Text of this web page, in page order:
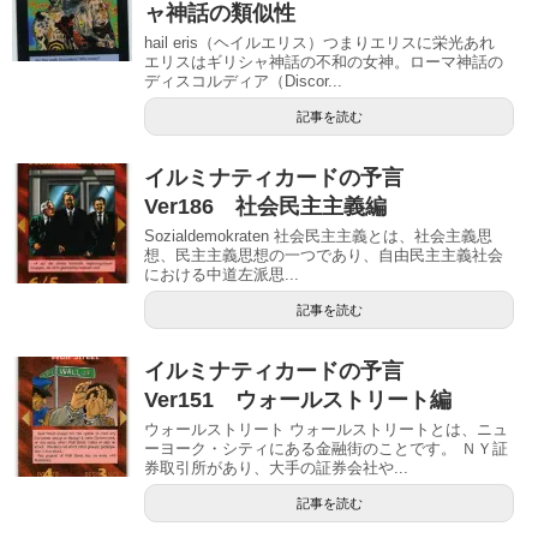
ャ神話の類似性
hail eris（ヘイルエリス）つまりエリスに栄光あれ
エリスはギリシャ神話の不和の女神。ローマ神話の
ディスコルディア（Discor...
記事を読む
イルミナティカードの予言
Ver186 社会民主主義編
Sozialdemokraten 社会民主主義とは、社会主義思
想、民主主義思想の一つであり、自由民主主義社会
における中道左派思...
記事を読む
イルミナティカードの予言
Ver151 ウォールストリート編
ウォールストリート ウォールストリートとは、ニュ
ーヨーク・シティにある金融街のことです。 ＮＹ証
券取引所があり、大手の証券会社や...
記事を読む